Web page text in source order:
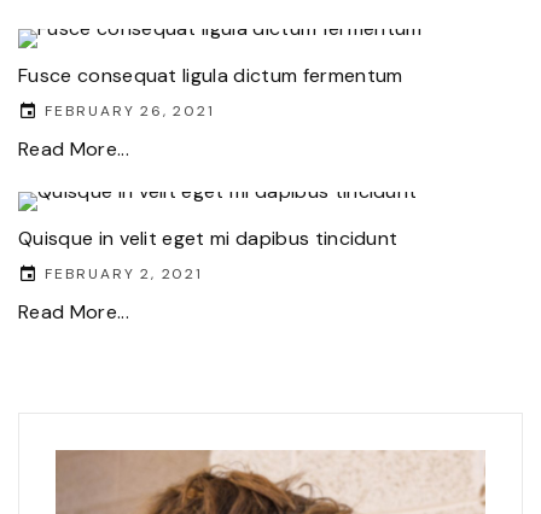
Fusce consequat ligula dictum fermentum
FEBRUARY 26, 2021
Read More...
Quisque in velit eget mi dapibus tincidunt
FEBRUARY 2, 2021
Read More...